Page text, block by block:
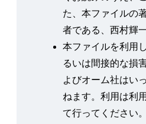
2-4-1 3つの競技カテゴリー
2-4-2 大会を生で見たい！
2-5 ROBO-ONE競技規則
2-5-1 試合形式
2-5-2 ダウンの規定
2-5-3 タイムの取得
2-5-4 ロボットの操縦方法
2-5-5 禁止事項
た、本ファイルの
者である、西村輝
本ファイルを利用
るいは間接的な損
よびオーム社はい
ねます。利用は利
て行ってください